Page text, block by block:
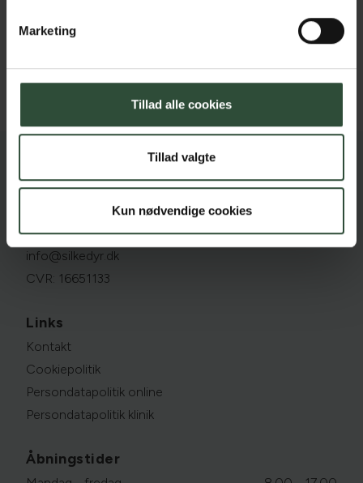
Marketing
Tillad alle cookies
Tillad valgte
Kun nødvendige cookies
Silkeborg Dyrehospital
Brokbjergvej 6, 8600 Silkeborg
86 82 70 00
info@silkedyr.dk
CVR: 16651133
Links
Kontakt
Cookiepolitik
Persondatapolitik online
Persondatapolitik klinik
Åbningstider